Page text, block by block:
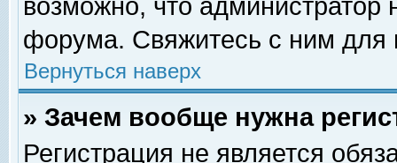
возможно, что
форума. Свяжитесь с ним для
Вернуться наверх
» Зачем вообще нужна
Регистрация не является